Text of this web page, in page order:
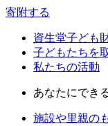
寄附する
資生堂子ども
子どもたちを
私たちの活動
あなたにでき
施設や里親の